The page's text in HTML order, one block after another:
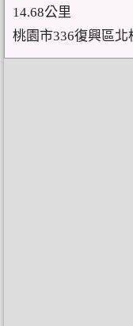
14.68公里
桃園市336復興區北